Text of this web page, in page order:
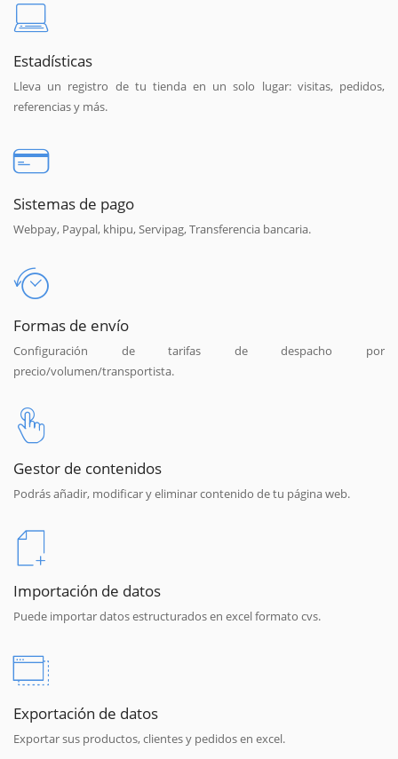
Estadísticas
Lleva un registro de tu tienda en un solo lugar: visitas, pedidos,
referencias y más.
Sistemas de pago
Webpay, Paypal, khipu, Servipag, Transferencia bancaria.
Formas de envío
Configuración de tarifas de despacho por
precio/volumen/transportista.
Gestor de contenidos
Podrás añadir, modificar y eliminar contenido de tu página web.
Importación de datos
Puede importar datos estructurados en excel formato cvs.
Exportación de datos
Exportar sus productos, clientes y pedidos en excel.